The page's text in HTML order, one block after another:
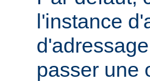
l'instance
passer une